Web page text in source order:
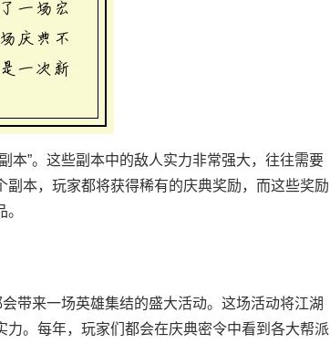
本”。这些副本中的敌人实力非常强大，往往需要
本，玩家都将获得稀有的庆典奖励，而这些奖励
带来一场英雄集结的盛大活动。这场活动将江湖
。每年，玩家们都会在庆典密令中看到各大帮派